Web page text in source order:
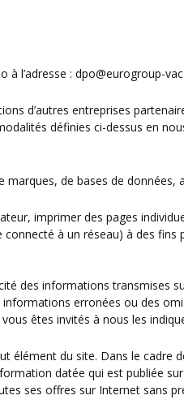
l’adresse : dpo@eurogroup-
d’autres entreprises
définies ci-dessus en
de bases de données,
imprimer des pages
à un réseau) à des
des informations
erronées ou des
êtes invités à nous les
élément du site. Dans le cadre
datée qui est publiée
ses offres sur Internet sans